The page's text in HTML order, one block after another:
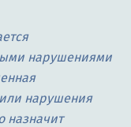
нарушениями
нарушения
назначит